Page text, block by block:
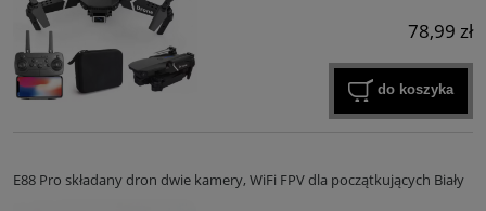
78,99 zł
do koszyka
E88 Pro składany dron dwie kamery, WiFi FPV dla początkujących Biały